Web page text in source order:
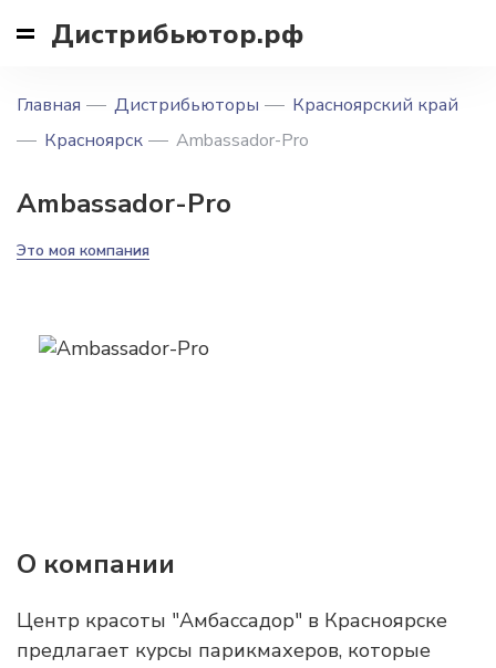
Дистрибьютор.рф
Главная Дистрибьюторы
Красноярский край
Красноярск
Ambassador-Pro
Ambassador-Pro
Это моя компания
О компании
Центр красоты "Амбассадор" в Красноярске
предлагает курсы парикмахеров, которые